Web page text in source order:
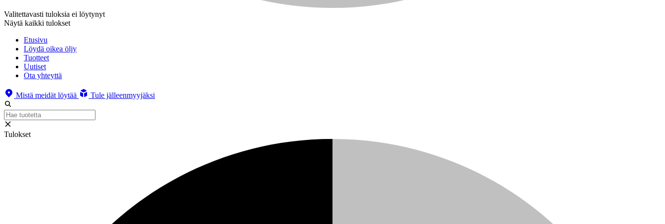
Valitettavasti tuloksia ei löytynyt
Näytä kaikki tulokset
Etusivu
Löydä oikea öljy
Tuotteet
Uutiset
Ota yhteyttä
Mistä meidät löytää Tule jälleenmyyjäksi
Tulokset